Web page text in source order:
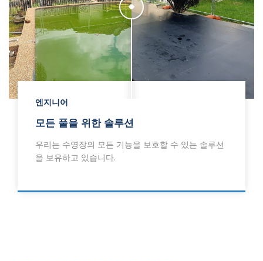
엔지니어
모든 풀을 위한 솔루션
우리는 수영장의 모든 기능을 보호할 수 있는 솔루션
을 보유하고 있습니다.